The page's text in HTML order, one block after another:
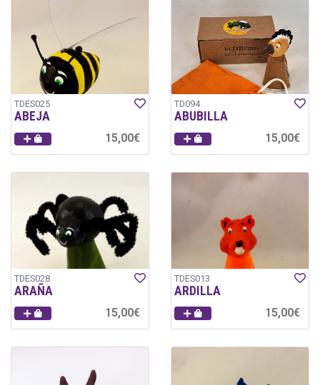
TDES025
ABEJA
15,00€
TD094
ABUBILLA
15,00€
TDES028
ARAÑA
15,00€
TDES013
ARDILLA
15,00€